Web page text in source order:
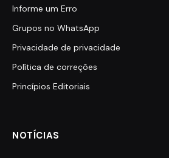
Informe um Erro
Grupos no WhatsApp
Privacidade de privacidade
Política de correções
Princípios Editoriais
NOTÍCIAS